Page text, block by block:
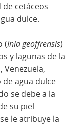
cetáceos
dulce.
(Inia geoffrensis)
y lagunas de la
Venezuela,
de agua dulce
se debe a la
su piel
le atribuye la